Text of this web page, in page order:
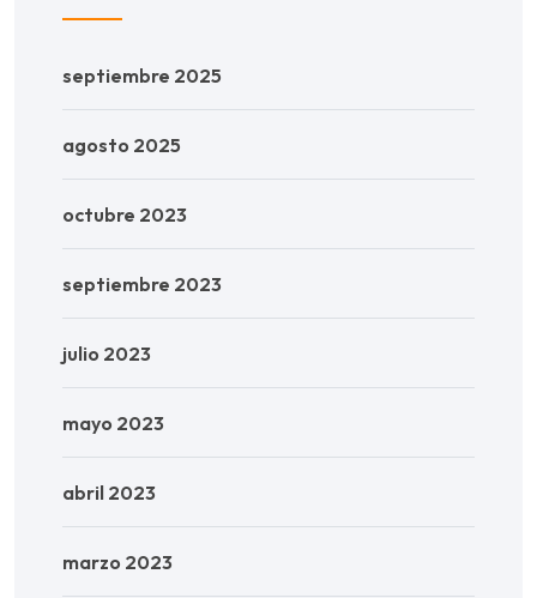
septiembre 2025
agosto 2025
octubre 2023
septiembre 2023
julio 2023
mayo 2023
abril 2023
marzo 2023